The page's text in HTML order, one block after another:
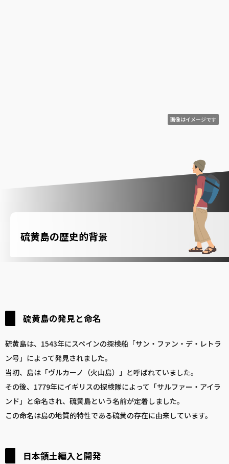
画像はイメージです
硫黄島の歴史的背景
硫黄島の発見と命名
硫黄島は、1543年にスペインの探検船「サン・ファン・デ・レトラ
ン号」によって発見されました。
当初、島は「ヴルカーノ（火山島）」と呼ばれていました。
その後、1779年にイギリスの探検隊によって「サルファー・アイラ
ンド」と命名され、硫黄島という名前が定着しました。
この命名は島の地質的特性である硫黄の存在に由来しています。
日本領土編入と開発